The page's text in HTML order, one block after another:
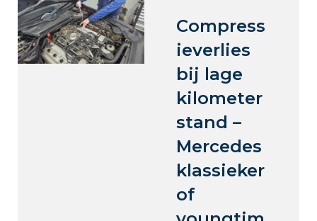
Compress
ieverlies
bij lage
kilometer
stand –
Mercedes
klassieker
of